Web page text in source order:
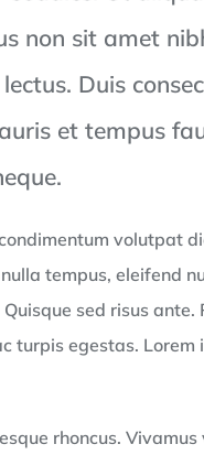
non sit amet
Duis
et tempus
volutpat
tempus, eleifend
sed risus ante.
turpis egestas. Lorem
rhoncus. Vivamus